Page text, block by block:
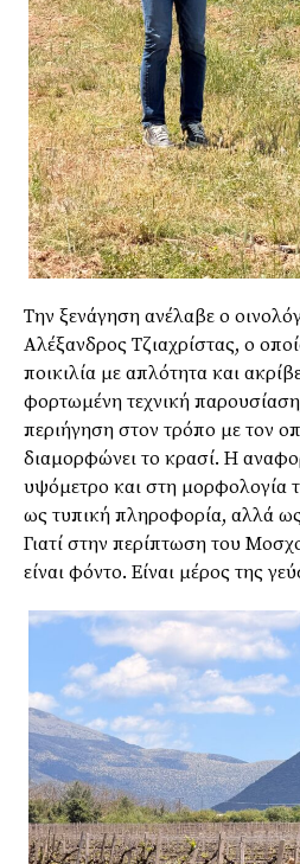
Την ξενάγηση ανέλαβε ο
Αλέξανδρος Τζιαχρίστας, ο
ποικιλία με απλότητα και
φορτωμένη τεχνική
περιήγηση στον τρόπο με τον
διαμορφώνει το κρασί. Η
υψόμετρο και στη μορφολογία
ως τυπική πληροφορία, αλλά
Γιατί στην περίπτωση του
είναι φόντο. Είναι μέρος της